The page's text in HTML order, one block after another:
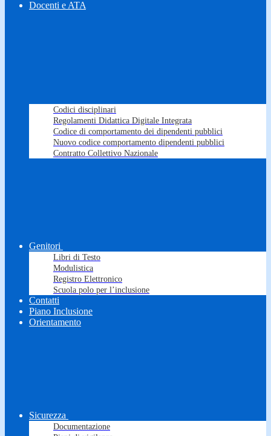
Docenti e ATA
Codici disciplinari
Regolamenti Didattica Digitale Integrata
Codice di comportamento dei dipendenti pubblici
Nuovo codice comportamento dipendenti pubblici
Contratto Collettivo Nazionale
Genitori
Libri di Testo
Modulistica
Registro Elettronico
Scuola polo per l’inclusione
Contatti
Piano Inclusione
Orientamento
Sicurezza
Documentazione